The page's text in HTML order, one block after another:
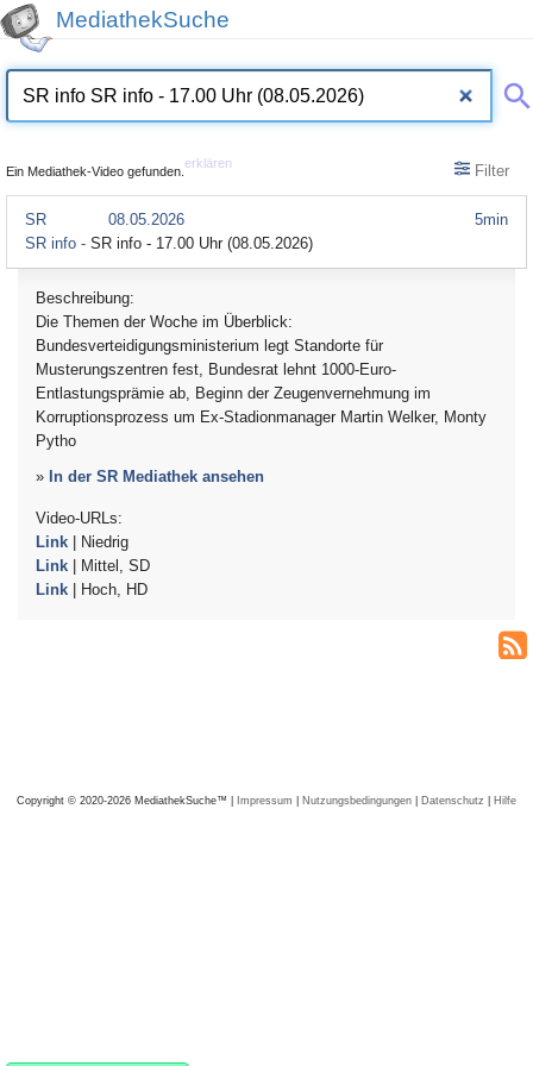
MediathekSuche
Ein Mediathek-Video gefunden.
erklären Filter
5min
SR
08.05.2026
SR info - SR info - 17.00 Uhr (08.05.2026)
Beschreibung:
Die Themen der Woche im Überblick:
Bundesverteidigungsministerium legt Standorte für
Musterungszentren fest, Bundesrat lehnt 1000-Euro-
Entlastungsprämie ab, Beginn der Zeugenvernehmung im
Korruptionsprozess um Ex-Stadionmanager Martin Welker, Monty
Pytho
» In der SR Mediathek ansehen
Video-URLs:
Link | Niedrig
Link | Mittel, SD
Link | Hoch, HD
Copyright © 2020-2026 MediathekSuche™ | Impressum | Nutzungsbedingungen | Datenschutz | Hilfe